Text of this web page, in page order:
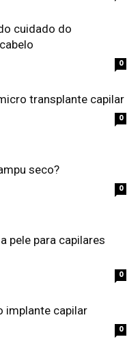
cuidado do
0
transplante capilar
0
seco?
0
pele para capilares
0
implante capilar
0